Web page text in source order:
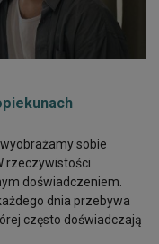
sobie
rzeczywistości
doświadczeniem.
dnia przebywa
często doświadczają